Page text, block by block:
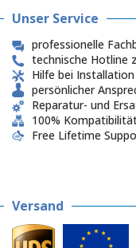
Unser Service
professionelle
technische Hotline
Hilfe bei
persönlicher
Reparatur- und
100%
Free Lifetime
Versand